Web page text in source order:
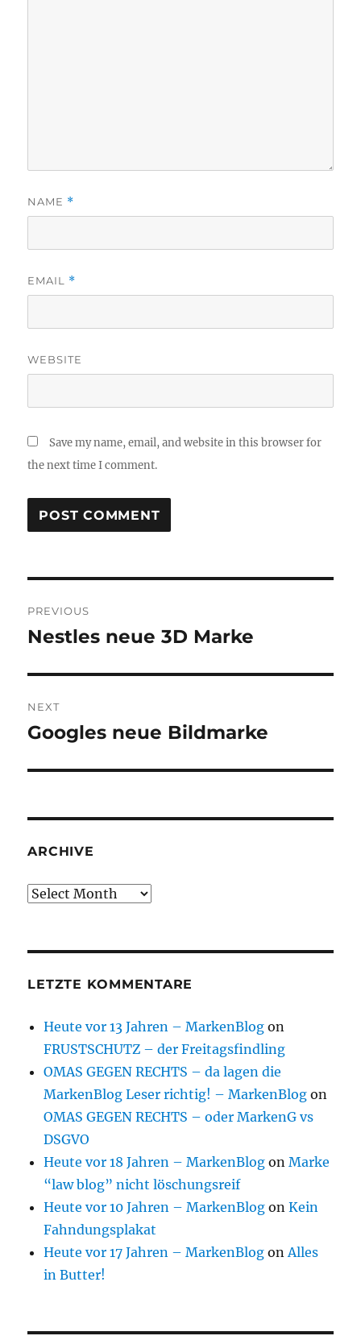
NAME *
EMAIL *
WEBSITE
Save my name, email, and website in this browser for
the next time I comment.
navigation
PREVIOUS
Previous
Nestles neue 3D Marke
NEXT
Next
Googles neue Bildmarke
ARCHIVE
Archive
LETZTE KOMMENTARE
Heute vor 13 Jahren – MarkenBlog on
FRUSTSCHUTZ – der Freitagsfindling
OMAS GEGEN RECHTS – da lagen die
MarkenBlog Leser richtig! – MarkenBlog on
OMAS GEGEN RECHTS – oder MarkenG vs
DSGVO
Heute vor 18 Jahren – MarkenBlog onMarke
“law blog” nicht löschungsreif
Heute vor 10 Jahren – MarkenBlog onKein
Fahndungsplakat
Heute vor 17 Jahren – MarkenBlog onAlles
in Butter!